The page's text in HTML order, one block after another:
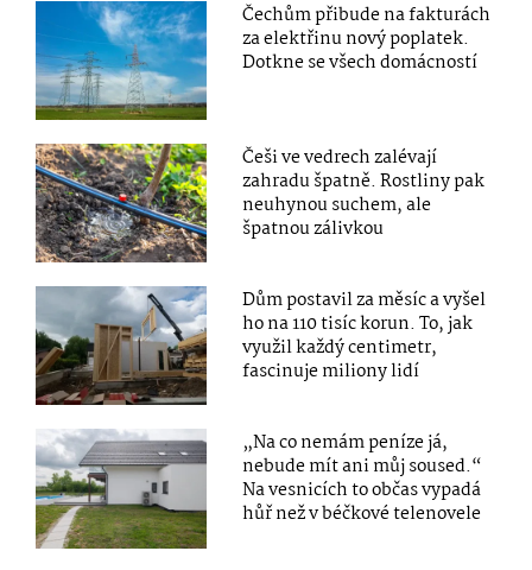
Čechům přibude na fakturách
za elektřinu nový poplatek.
Dotkne se všech domácností
Češi ve vedrech zalévají
zahradu špatně. Rostliny pak
neuhynou suchem, ale
špatnou zálivkou
Dům postavil za měsíc a vyšel
ho na 110 tisíc korun. To, jak
využil každý centimetr,
fascinuje miliony lidí
„Na co nemám peníze já,
nebude mít ani můj soused.“
Na vesnicích to občas vypadá
hůř než v béčkové telenovele